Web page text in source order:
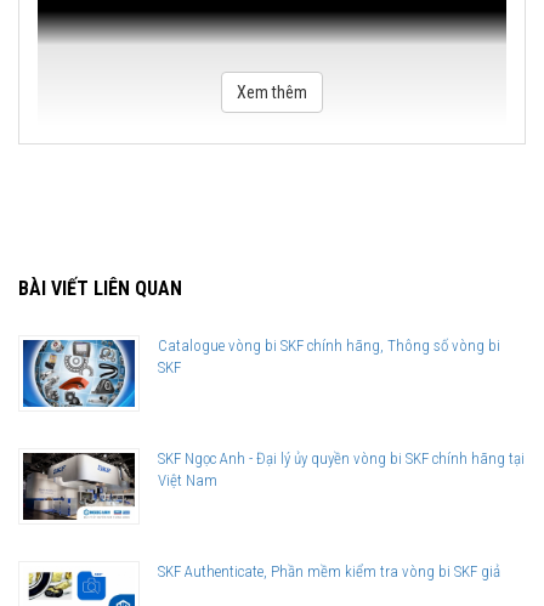
Xem thêm
BÀI VIẾT LIÊN QUAN
Catalogue vòng bi SKF chính hãng, Thông số vòng bi
SKF
SKF Ngọc Anh - Đại lý ủy quyền vòng bi SKF chính hãng tại
Việt Nam
SKF Authenticate, Phần mềm kiểm tra vòng bi SKF giả